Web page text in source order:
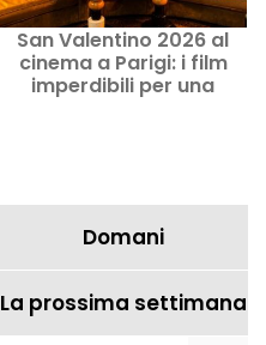
San Valentino 2026 al
cinema a Parigi: i film
imperdibili per una
Domani
La prossima settimana